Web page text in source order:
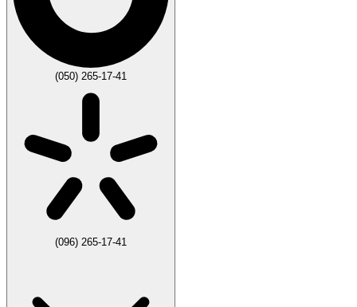
(050) 265-17-41
(096) 265-17-41